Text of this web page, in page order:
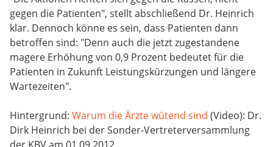
gegen die Patienten", stellt abschließend Dr. Heinrich
klar. Dennoch könne es sein, dass Patienten dann
betroffen sind: "Denn auch die jetzt zugestandene
magere Erhöhung von 0,9 Prozent bedeutet für die
Patienten in Zukunft Leistungskürzungen und längere
Wartezeiten".
Hintergrund: Warum die Ärzte wütend sind (Video): Dr.
Dirk Heinrich bei der Sonder-Vertreterversammlung